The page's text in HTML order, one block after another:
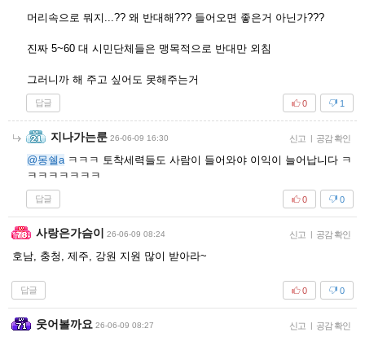
머리속으로 뭐지...?? 왜 반대해??? 들어오면 좋은거 아닌가???
진짜 5~60 대 시민단체들은 맹목적으로 반대만 외침
그러니까 해 주고 싶어도 못해주는거
답글 1
0
지나가는룬 26-06-09 16:30 신고 | 공감 확인
@몽쉘aㅋㅋㅋ 토착세력들도 사람이 들어와야 이익이 늘어납니다 ㅋ
ㅋㅋㅋㅋㅋㅋㅋ
답글 0
0
사랑은가슴이 26-06-09 08:24 신고 | 공감 확인
호남, 충청, 제주, 강원 지원 많이 받아라~
답글 0
0
웃어볼까요 26-06-09 08:27 신고 | 공감 확인